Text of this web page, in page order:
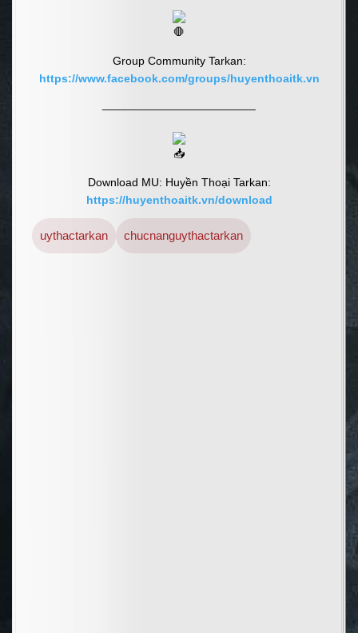
Group Community Tarkan:
https://www.facebook.com/groups/huyenthoaitk.vn
Download MU: Huyền Thoại Tarkan:
https://huyenthoaitk.vn/download
uythactarkan chucnanguythactarkan